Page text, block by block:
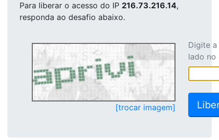
Para liberar o acesso do IP 216.73.216.14,
responda ao desafio abaixo.
[trocar imagem]
Digite
lado no